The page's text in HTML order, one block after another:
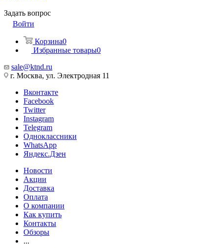
Задать вопрос
Войти
Корзина0
Избранные товары0
sale@ktnd.ru
г. Москва, ул. Электродная 11
Вконтакте
Facebook
Twitter
Instagram
Telegram
Одноклассники
WhatsApp
Яндекс.Дзен
Новости
Акции
Доставка
Оплата
О компании
Как купить
Контакты
Обзоры
...